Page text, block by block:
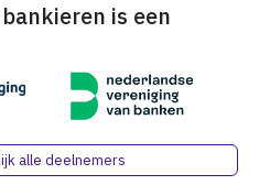
is een
alle deelnemers